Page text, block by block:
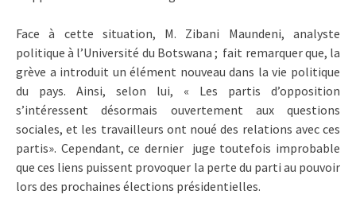
Face à cette situation, M. Zibani Maundeni, analyste
politique à l’Université du Botswana ; fait remarquer que, la
grève a introduit un élément nouveau dans la vie politique
du pays. Ainsi, selon lui, « Les partis d’opposition
s’intéressent désormais ouvertement aux questions
sociales, et les travailleurs ont noué des relations avec ces
partis». Cependant, ce dernier juge toutefois improbable
que ces liens puissent provoquer la perte du parti au pouvoir
lors des prochaines élections présidentielles.